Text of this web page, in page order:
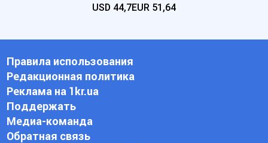
USD 44,7EUR 51,64
Правила использования
Редакционная политика
Реклама на 1kr.ua
Поддержать
Медиа-команда
Обратная связь